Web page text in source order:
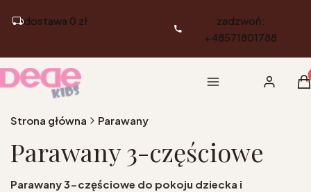
dostawa 0 zł
zadzwoń:
+48571801788
Menu Zaloguj się
Strona główna Parawany
Parawany 3-częściowe
Parawany 3-częściowe do pokoju dziecka i